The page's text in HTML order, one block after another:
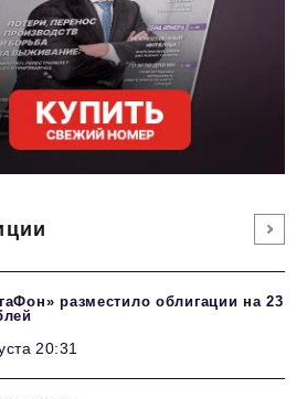
разместило облигации на 23
20:31